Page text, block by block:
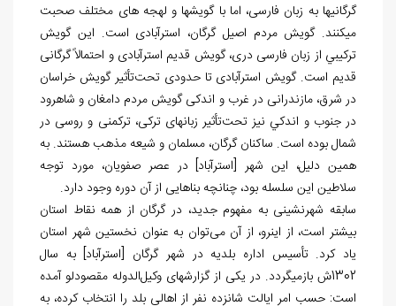
گرگانی‎ها به زبان فارسی، اما با گویش‏ها و لهجه ‏های مختلف صحبت
می‎کنند. گویش مردم اصیل گرگان، استرآبادی است. این گویش
تركيبي از زبان فارسی دری، گویش قدیم استرآبادی و احتمالاً گرگانی
قدیم است. گویش استرآبادی تا حدودی تحت‌تأثیر گویش خراسان
در شرق، مازندرانی در غرب و اندکی گویش مردم دامغان و شاهرود
در جنوب و اندكي نيز تحت‌تأثیر زبان‏های ترکی، ترکمنی و روسی در
شمال بوده است. ساکنان گرگان، مسلمان و شیعه مذهب هستند. به
همین دلیل، این شهر [استرآباد] در عصر صفویان، مورد توجه
سلاطین این سلسله بود، چنانچه بناهایی از آن دوره وجود دارد.
سابقه شهرنشینی به مفهوم جدید، در گرگان از همه نقاط استان
بیشتر است، از این‏رو، از آن می‌توان به ‎عنوان نخستین شهر استان
یاد کرد. تأسیس اداره بلدیه در شهر گرگان [استرآباد] به سال
1302ش بازمی‏گردد. در یکی از گزارش‏های وکیل‌الدوله مقصودلو آمده
است: حسب امر ایالت شانزده نفر از اهالی بلد را انتخاب کرده، به